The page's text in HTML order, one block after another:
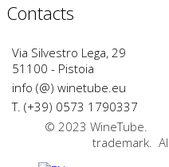
Contacts
Via Silvestro Lega, 29
51100 - Pistoia
info (@) winetube.eu
T. (+39) 0573 1790337
© 2023 WineTube.
trademark.